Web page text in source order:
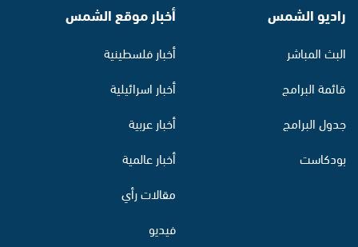
راديو الشمس
البث المباشر
قائمة البرامج
جدول البرامج
بودكاست
أخبار موقع الشمس
أخبار فلسطينية
أخبار اسرائيلية
أخبار عربية
أخبار عالمية
مقالات رأي
فيديو